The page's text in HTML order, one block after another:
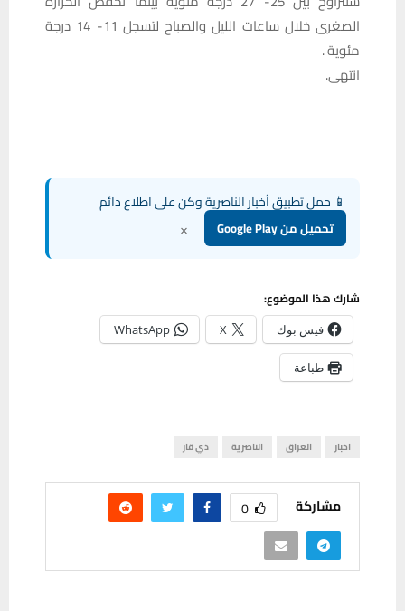
الصغرى خلال ساعات الليل والصباح لتسجل 11- 14 درجة
مئوية .
انتهى.
📱 حمل تطبيق أخبار الناصرية وكن على اطلاع دائم
تحميل من Google Play ×
شارك هذا الموضوع:
فيس بوك X
WhatsApp
طباعة
اخبار العراق الناصرية ذي قار
مشاركة 0